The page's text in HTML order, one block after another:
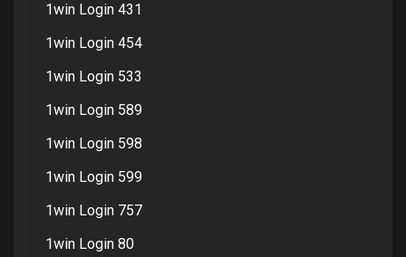
1win Login 431
1win Login 454
1win Login 533
1win Login 589
1win Login 598
1win Login 599
1win Login 757
1win Login 80